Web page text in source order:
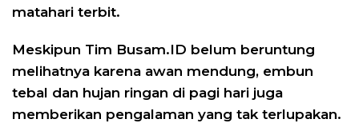
matahari terbit.
Meskipun Tim Busam.ID belum beruntung
melihatnya karena awan mendung, embun
tebal dan hujan ringan di pagi hari juga
memberikan pengalaman yang tak terlupakan.